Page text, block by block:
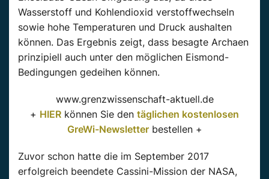
Wasserstoff und Kohlendioxid verstoffwechseln
sowie hohe Temperaturen und Druck aushalten
können. Das Ergebnis zeigt, dass besagte Archaen
prinzipiell auch unter den möglichen Eismond-
Bedingungen gedeihen können.
www.grenzwissenschaft-aktuell.de
+ HIER können Sie den täglichen kostenlosen
GreWi-Newsletterbestellen +
Zuvor schon hatte die im September 2017
erfolgreich beendete Cassini-Mission der NASA,